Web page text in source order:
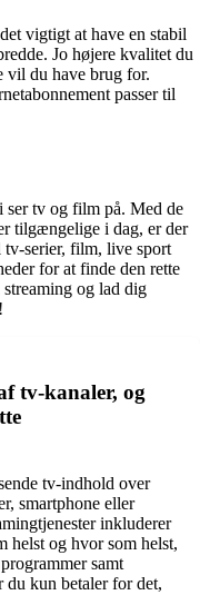
vigtigt at have en stabil
Jo højere kvalitet du
vil du have brug for.
passer til
ser tv og film på. Med de
tilgængelige i dag, er der
tv-serier, film, live sport
for at finde den rette
og lad dig
tv-kanaler, og
tv-indhold over
smartphone eller
inkluderer
helst og hvor som helst,
samt
du kun betaler for det,